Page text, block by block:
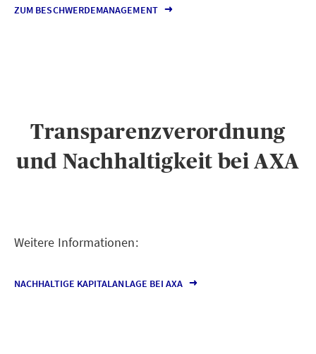
ZUM BESCHWERDEMANAGEMENT
Transparenzverordnung
und Nachhaltigkeit bei AXA
Weitere Informationen:
NACHHALTIGE KAPITALANLAGE BEI AXA